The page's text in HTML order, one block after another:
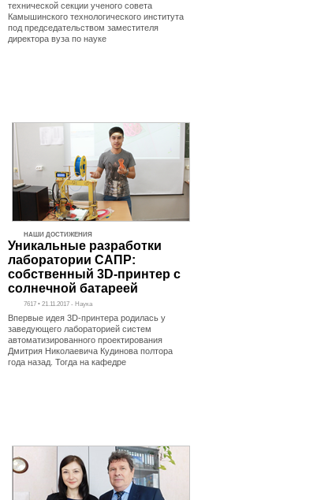
технической секции ученого совета
Камышинского технологического института
под председательством заместителя
директора вуза по науке
НАШИ ДОСТИЖЕНИЯ
Уникальные разработки
лаборатории САПР:
собственный 3D-принтер с
солнечной батареей
7617 • 21.11.2017 - Наука
Впервые идея 3D-принтера родилась у
заведующего лабораторией систем
автоматизированного проектирования
Дмитрия Николаевича Кудинова полтора
года назад. Тогда на кафедре